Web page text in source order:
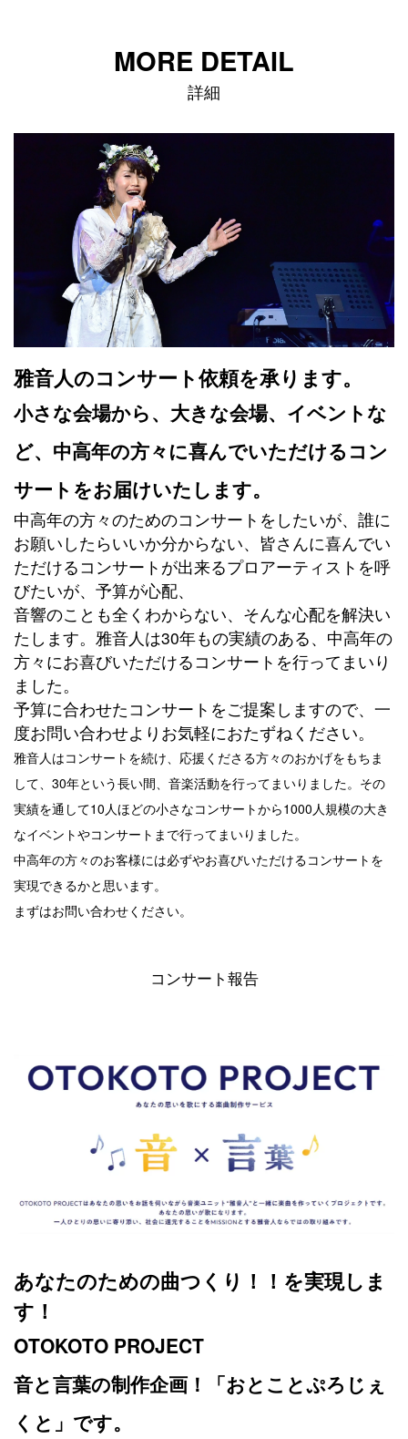
MORE DETAIL
詳細
雅音人のコンサート依頼を承ります。
小さな会場から、大きな会場、イベントな
ど、中高年の方々に喜んでいただけるコン
サートをお届けいたします。
中高年の方々のためのコンサートをしたいが、誰に
お願いしたらいいか分からない、皆さんに喜んでい
ただけるコンサートが出来るプロアーティストを呼
びたいが、予算が心配、
音響のことも全くわからない、そんな心配を解決い
たします。雅音人は30年もの実績のある、中高年の
方々にお喜びいただけるコンサートを行ってまいり
ました。
予算に合わせたコンサートをご提案しますので、一
度お問い合わせよりお気軽におたずねください。
雅音人はコンサートを続け、応援くださる方々のおかげをもちま
して、30年という長い間、音楽活動を行ってまいりました。その
実績を通して10人ほどの小さなコンサートから1000人規模の大き
なイベントやコンサートまで行ってまいりました。
中高年の方々のお客様には必ずやお喜びいただけるコンサートを
実現できるかと思います。
まずはお問い合わせください。
コンサート報告
あなたのための曲つくり！！を実現しま
す！
OTOKOTO PROJECT
音と言葉の制作企画！「おとことぷろじぇ
くと」です。